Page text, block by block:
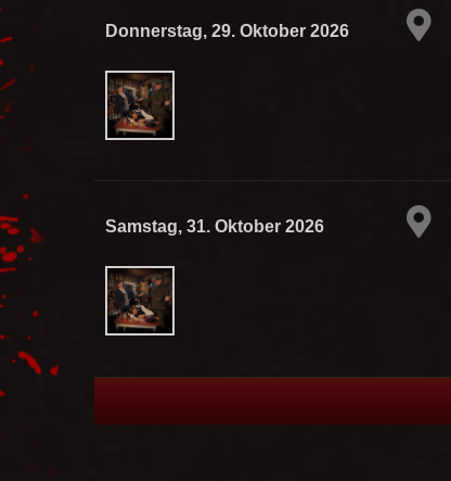
Donnerstag, 29. Oktober 2026
Samstag, 31. Oktober 2026